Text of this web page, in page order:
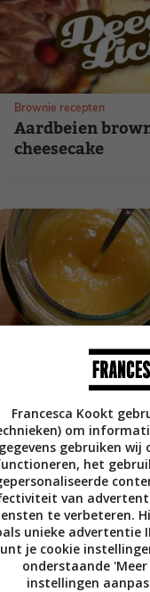
Aardbeien
cheesecake
Brownie recepten
Lemon curd zelf
maken
Dressing recepten en
Francesca Kookt
om
gegevens gebruiken
het
van
te verbeteren.
unieke advertentie
je cookie
onderstaande
instellingen